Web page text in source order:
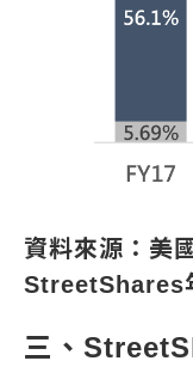
資料來源：美
StreetShares
三、